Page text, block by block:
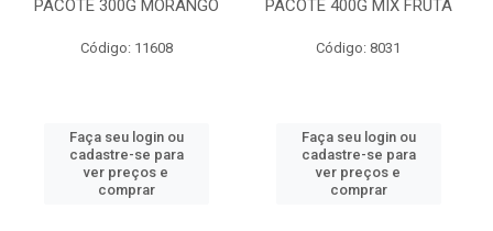
PACOTE 300G MORANGO
Código: 11608
Faça seu login ou
cadastre-se para
ver preços e
comprar
PACOTE 400G MIX FRUTA
Código: 8031
Faça seu login ou
cadastre-se para
ver preços e
comprar